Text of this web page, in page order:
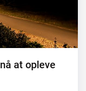
at opleve